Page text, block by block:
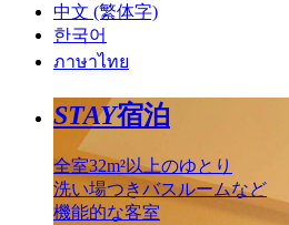
中文 (繁体字)
한국어
ภาษาไทย
STAY宿泊
全室32m²以上のゆとり
洗い場つきバスルームなど
機能的な客室